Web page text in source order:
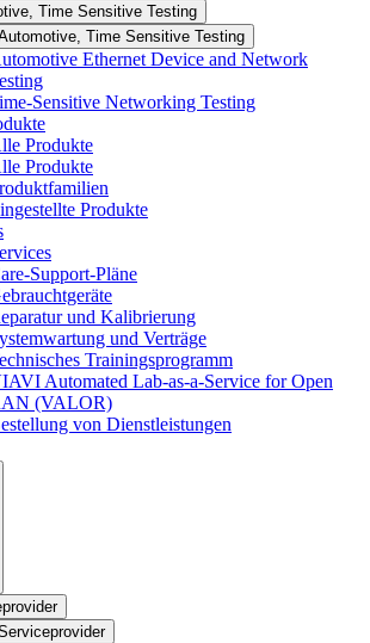
Time Sensitive Testing
Time Sensitive Testing
Ethernet Device and Network
Sensitive Networking Testing
Produkte
Produkte
Produkte
Support-Pläne
und Kalibrierung
und Verträge
Trainingsprogramm
Automated Lab-as-a-Service for Open
(VALOR)
von Dienstleistungen